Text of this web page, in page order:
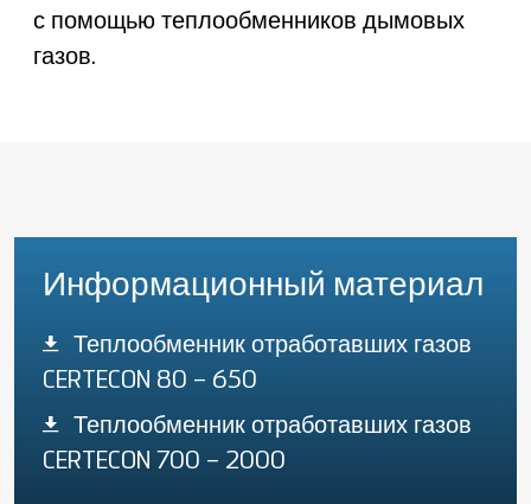
с помощью теплообменников дымовых
газов.
Информационный материал
Теплообменник отработавших газов
CERTECON 80 – 650
Теплообменник отработавших газов
CERTECON 700 – 2000